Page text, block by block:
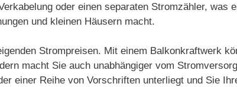
oder einen separaten Stromzähler, was
und kleinen Häusern macht.
Strompreisen. Mit einem Balkonkraftwerk
macht Sie auch unabhängiger vom
einer Reihe von Vorschriften unterliegt und Sie